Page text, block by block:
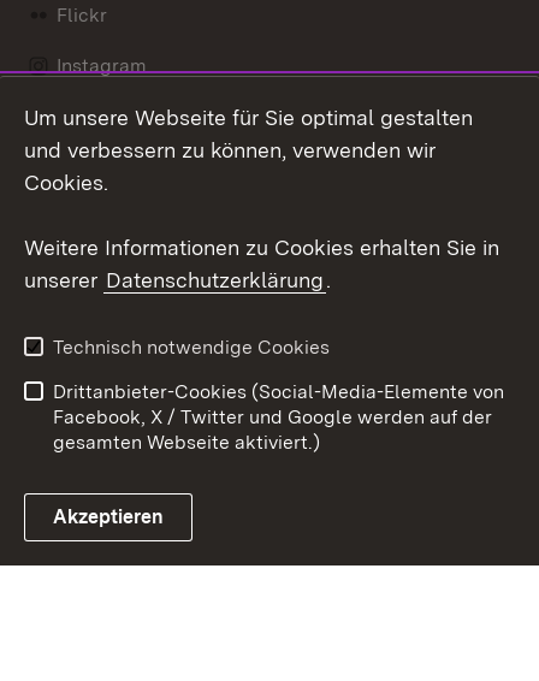
Flickr
Instagram
Social Wall
Link zum Landesportal
Barrierefreiheit
Benutzungshinweise
Impressum
Cookies
Um unsere Webseite für Sie optimal gestalten
und verbessern zu können, verwenden wir
Cookies.
Weitere Informationen zu Cookies erhalten Sie in
unserer Datenschutzerklärung.
Technisch notwendige Cookies
Drittanbieter-Cookies (Social-Media-Elemente von
Facebook, X / Twitter und Google werden auf der
gesamten Webseite aktiviert.)
Akzeptieren